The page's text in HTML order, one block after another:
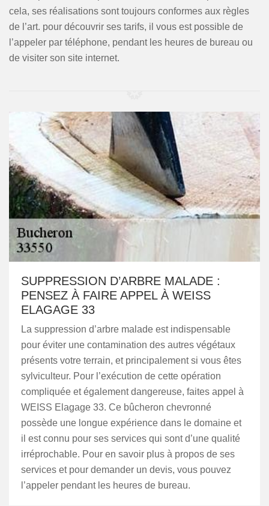
cela, ses réalisations sont toujours conformes aux règles
de l’art. pour découvrir ses tarifs, il vous est possible de
l’appeler par téléphone, pendant les heures de bureau ou
de visiter son site internet.
SUPPRESSION D’ARBRE MALADE :
PENSEZ À FAIRE APPEL À WEISS
ELAGAGE 33
La suppression d’arbre malade est indispensable
pour éviter une contamination des autres végétaux
présents votre terrain, et principalement si vous êtes
sylviculteur. Pour l’exécution de cette opération
compliquée et également dangereuse, faites appel à
WEISS Elagage 33. Ce bûcheron chevronné
possède une longue expérience dans le domaine et
il est connu pour ses services qui sont d’une qualité
irréprochable. Pour en savoir plus à propos de ses
services et pour demander un devis, vous pouvez
l’appeler pendant les heures de bureau.